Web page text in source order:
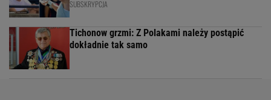
SUBSKRYPCJA
Tichonow grzmi: Z Polakami należy postąpić
dokładnie tak samo